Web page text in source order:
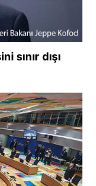
sınır dışı